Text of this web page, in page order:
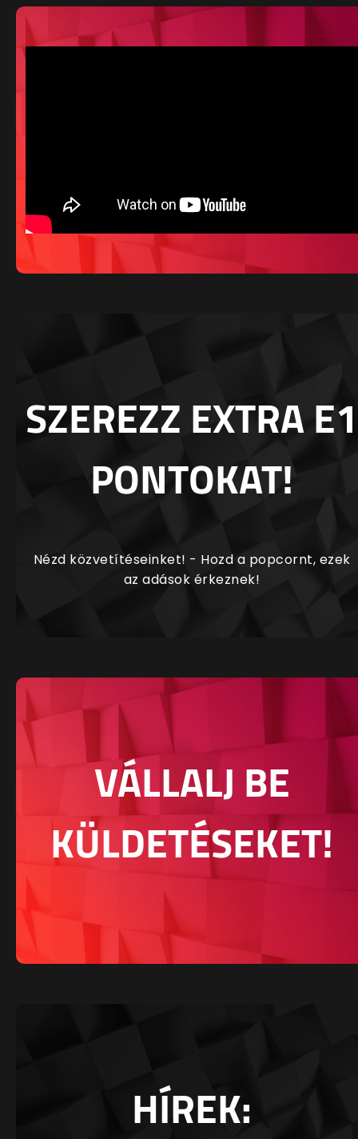
SZEREZZ EXTRA E1
PONTOKAT!
Nézd közvetítéseinket! - Hozd a popcornt, ezek
az adások érkeznek!
VÁLLALJ BE
KÜLDETÉSEKET!
HÍREK: